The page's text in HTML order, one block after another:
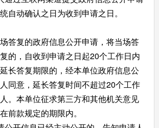
自动确认之日为收到申请之日。
复的政府信息公开申请，将当场答
的，自收到申请之日起20个工作日内
长答复期限的，经本单位政府信息公
同意，延长答复时间不超过20个工作
。本单位征求第三方和其他机关意见
前款规定的期限内。